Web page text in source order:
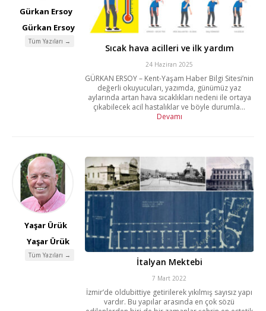
Gürkan Ersoy
Gürkan Ersoy
Tüm Yazıları →
Sıcak hava acilleri ve ilk yardım
24 Haziran 2025
GÜRKAN ERSOY – Kent-Yaşam Haber Bilgi Sitesi’nin
değerli okuyucuları, yazımda, günümüz yaz
aylarında artan hava sıcaklıkları nedeni ile ortaya
çıkabilecek acil hastalıklar ve böyle durumla...
Devamı
Yaşar Ürük
Yaşar Ürük
Tüm Yazıları →
İtalyan Mektebi
7 Mart 2022
İzmir’de oldubittiye getirilerek yıkılmış sayısız yapı
vardır. Bu yapılar arasında en çok sözü